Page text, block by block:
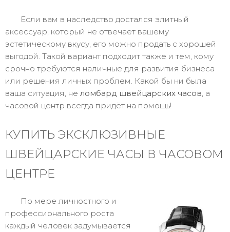
Если вам в наследство достался элитный
аксессуар, который не отвечает вашему
эстетическому вкусу, его можно продать с хорошей
выгодой. Такой вариант подходит также и тем, кому
срочно требуются наличные для развития бизнеса
или решения личных проблем. Какой бы ни была
ваша ситуация, не ломбард швейцарских часов, а
часовой центр всегда придёт на помощь!
КУПИТЬ ЭКСКЛЮЗИВНЫЕ
ШВЕЙЦАРСКИЕ ЧАСЫ В ЧАСОВОМ
ЦЕНТРЕ
По мере личностного и
профессионального роста
каждый человек задумывается